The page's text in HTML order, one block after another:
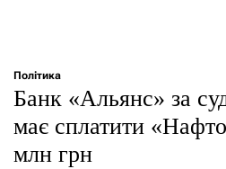
Політика
Банк «Альянс» за
має сплатити
млн грн